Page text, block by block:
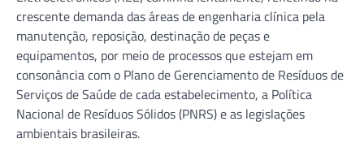
crescente demanda das áreas de engenharia clínica pela
manutenção, reposição, destinação de peças e
equipamentos, por meio de processos que estejam em
consonância com o Plano de Gerenciamento de Resíduos de
Serviços de Saúde de cada estabelecimento, a Política
Nacional de Resíduos Sólidos (PNRS) e as legislações
ambientais brasileiras.